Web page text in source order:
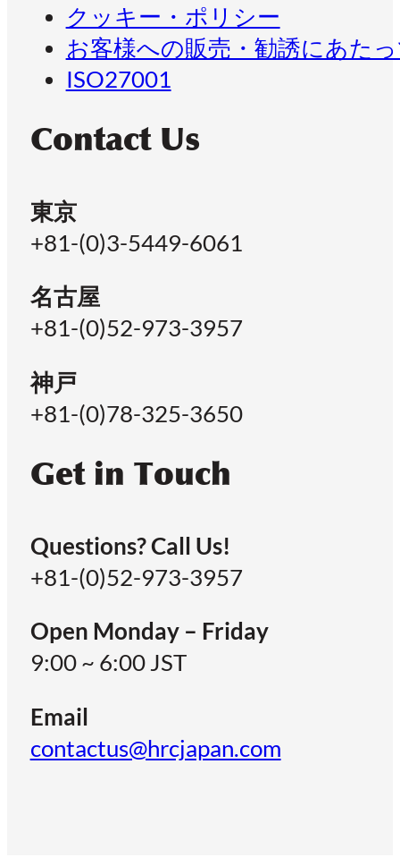
クッキー・ポリシー
お客様への販売・勧誘にあた
ISO27001
Contact Us
東京
+81-(0)3-5449-6061
名古屋
+81-(0)52-973-3957
神戸
+81-(0)78-325-3650
Get in Touch
Questions? Call Us!
+81-(0)52-973-3957
Open Monday – Friday
9:00 ~ 6:00 JST
Email
contactus@hrcjapan.com